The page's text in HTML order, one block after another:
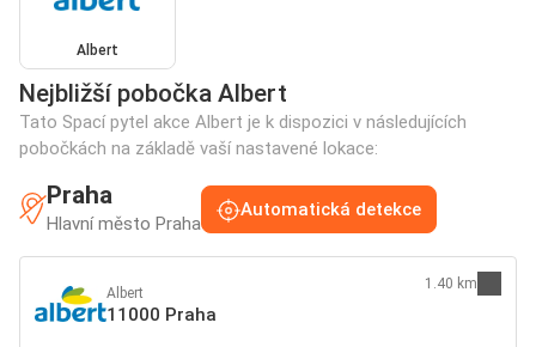
Albert
Nejbližší pobočka Albert
Tato Spací pytel akce Albert je k dispozici v následujících
pobočkách na základě vaší nastavené lokace:
Praha
Hlavní město Praha
Automatická detekce
Albert
11000 Praha
1.40 km